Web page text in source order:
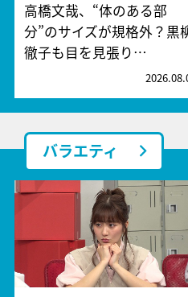
高橋文哉、“体のある部
分”のサイズが規格外？黒
徹子も目を見張り…
バラエティ